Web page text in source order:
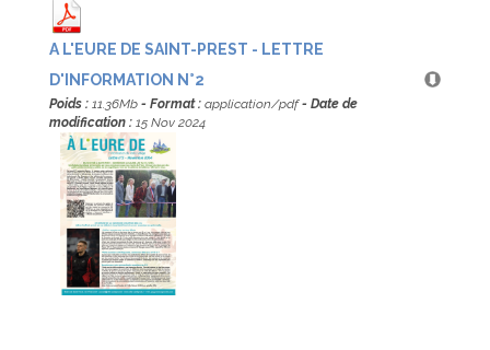
A L'EURE DE SAINT-PREST - LETTRE
D'INFORMATION N°2
Poids : 11.36Mb - Format : application/pdf- Date de
modification : 15 Nov 2024